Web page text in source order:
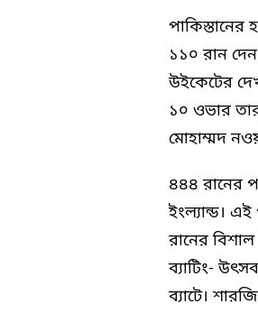
১১০ রান
উইকেটের
১০ ওভার
মোহাম্মদ
৪৪৪ রানের
ইংল্যান্ড।
রানের
ব্যাটিং-
ব্যাটে।